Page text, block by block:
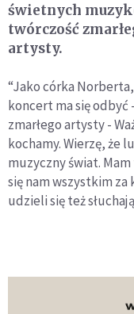
świetnych
twórczość
artysty.
“Jako córka
koncert ma się odbyć
zmarłego artysty -
kochamy. Wierzę, że
muzyczny świat.
się nam wszystkim
udzieli się też